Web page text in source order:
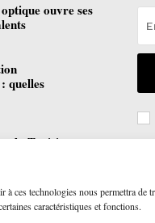
ces technologies nous permettra de
caractéristiques et fonctions.
ouvre ses
quelles
la Tunisie est
l’inclusion